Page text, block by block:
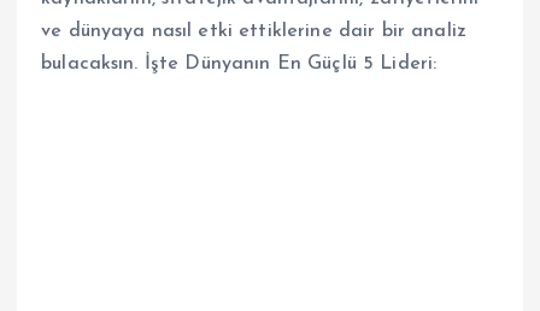
ve dünyaya nasıl etki ettiklerine dair bir analiz
bulacaksın. İşte Dünyanın En Güçlü 5 Lideri: